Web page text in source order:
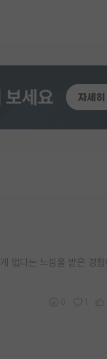
없다는 느낌을 받은 경험